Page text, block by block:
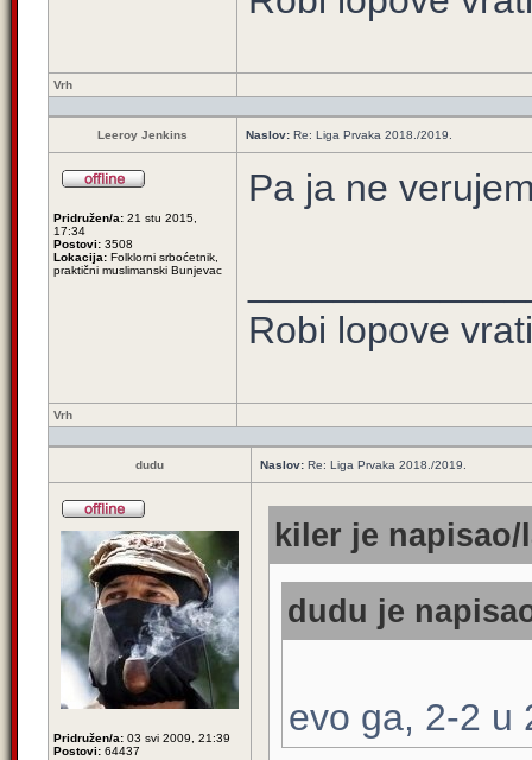
Vrh
Leeroy Jenkins Naslov: Re: Liga Prvaka 2018./2019.
Pridružen/a: 21 stu 2015,
17:34
Postovi: 3508
Lokacija: Folklorni srboćetnik,
praktični muslimanski Bunjevac
Pa ja ne
Robi lopove
Vrh
dudu Naslov: Re: Liga Prvaka 2018./2019.
Pridružen/a: 03 svi 2009, 21:39
Postovi: 64437
kiler je napisao/
dudu je
evo ga, 2-2 u